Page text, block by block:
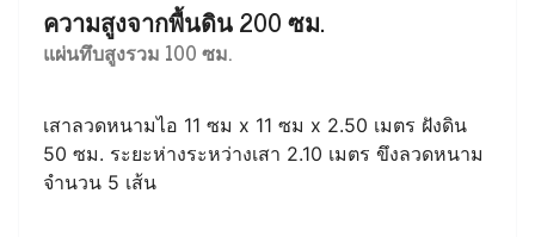
ความสูงจากพื้นดิน 200 ซม.
แผ่นทึบสูงรวม 100 ซม.
เสาลวดหนามไอ 11 ซม x 11 ซม x 2.50 เมตร ฝังดิน
50 ซม. ระยะห่างระหว่างเสา 2.10 เมตร ขึงลวดหนาม
จำนวน 5 เส้น